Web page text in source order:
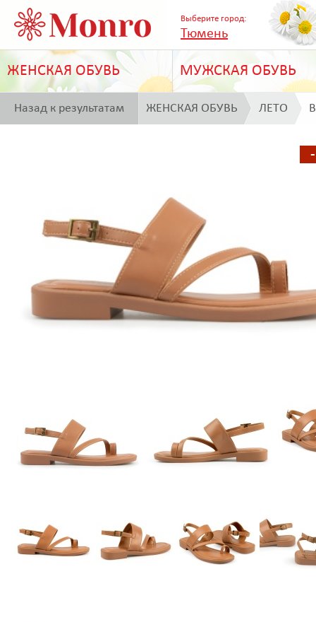
Выберите город:
Тюмень
ЖЕНСКАЯ ОБУВЬ МУЖСКАЯ ОБУВЬ
Назад к результатам ЖЕНСКАЯ ОБУВЬ ЛЕТО